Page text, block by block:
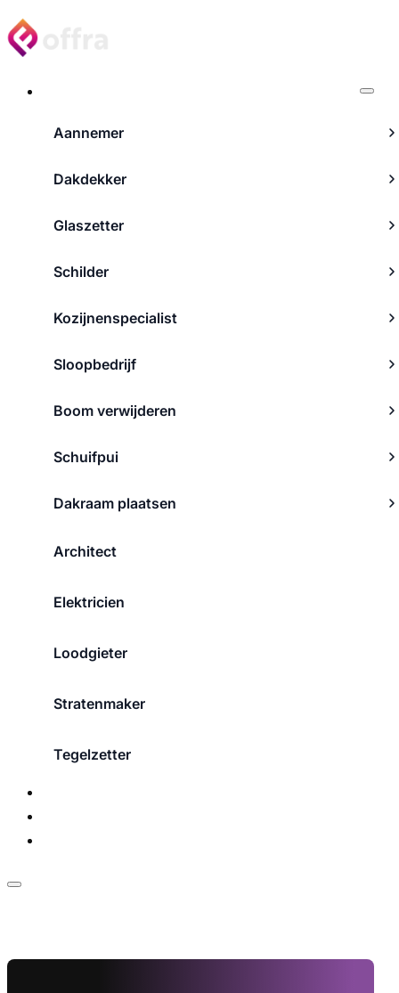
Aannemer
Dakdekker
Glaszetter
Schilder
Kozijnenspecialist
Sloopbedrijf
Boom verwijderen
Schuifpui
Dakraam plaatsen
Architect
Elektricien
Loodgieter
Stratenmaker
Tegelzetter